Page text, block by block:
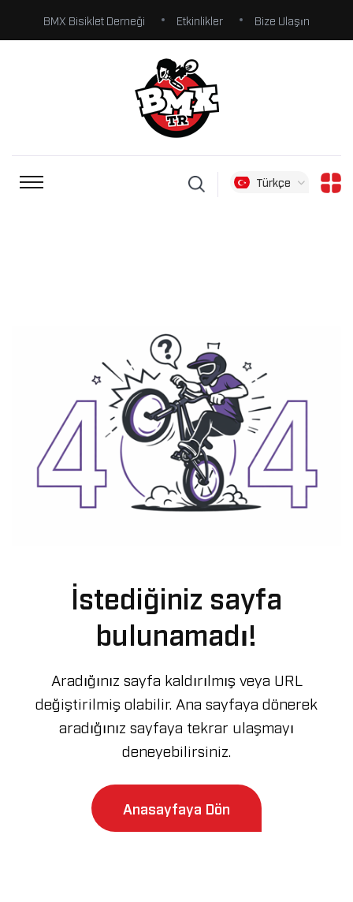
BMX Bisiklet Derneği Etkinlikler Bize Ulaşın
Türkçe
İstediğiniz sayfa
bulunamadı!
Aradığınız sayfa kaldırılmış veya URL
değiştirilmiş olabilir. Ana sayfaya dönerek
aradığınız sayfaya tekrar ulaşmayı
deneyebilirsiniz.
Anasayfaya Dön